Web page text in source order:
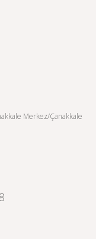
Merkez/Çanakkale